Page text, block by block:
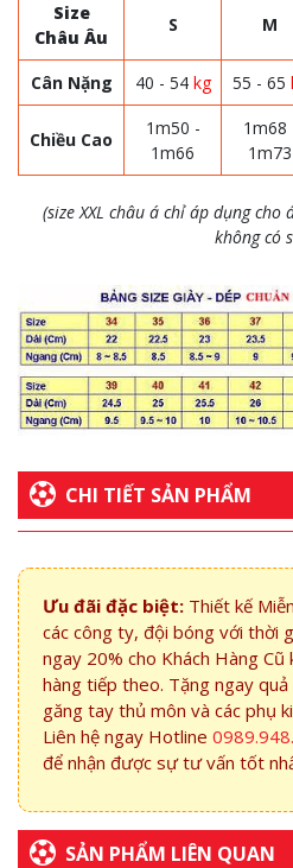
Size
Châu Âu
S M
Cân Nặng 40 - 54 kg 55 - 65
Chiều Cao
1m50 -
1m66
1m68
1m73
(size XXL châu á chỉ áp dụng
không có
CHI TIẾT SẢN PHẨM
Ưu đãi đặc biệt: Thiết kế
các công ty, đội bóng với thời
ngay 20% cho Khách Hàng Cũ
hàng tiếp theo. Tặng ngay
găng tay thủ môn và các phụ
Liên hệ ngay Hotline
để nhận được sự tư vấn tốt
SẢN PHẨM LIÊN QUAN